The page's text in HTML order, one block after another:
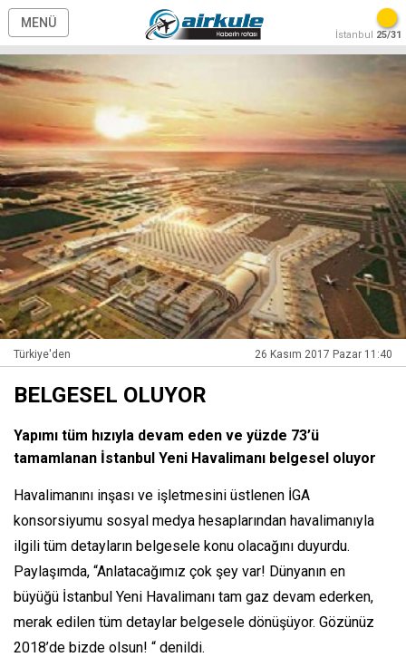
MENÜ
İstanbul 25/31
Türkiye'den 26 Kasım 2017 Pazar 11:40
BELGESEL OLUYOR
Yapımı tüm hızıyla devam eden ve yüzde 73’ü
tamamlanan İstanbul Yeni Havalimanı belgesel oluyor
Havalimanını inşası ve işletmesini üstlenen İGA
konsorsiyumu sosyal medya hesaplarından havalimanıyla
ilgili tüm detayların belgesele konu olacağını duyurdu.
Paylaşımda, “Anlatacağımız çok şey var! Dünyanın en
büyüğü İstanbul Yeni Havalimanı tam gaz devam ederken,
merak edilen tüm detaylar belgesele dönüşüyor. Gözünüz
2018’de bizde olsun! “ denildi.